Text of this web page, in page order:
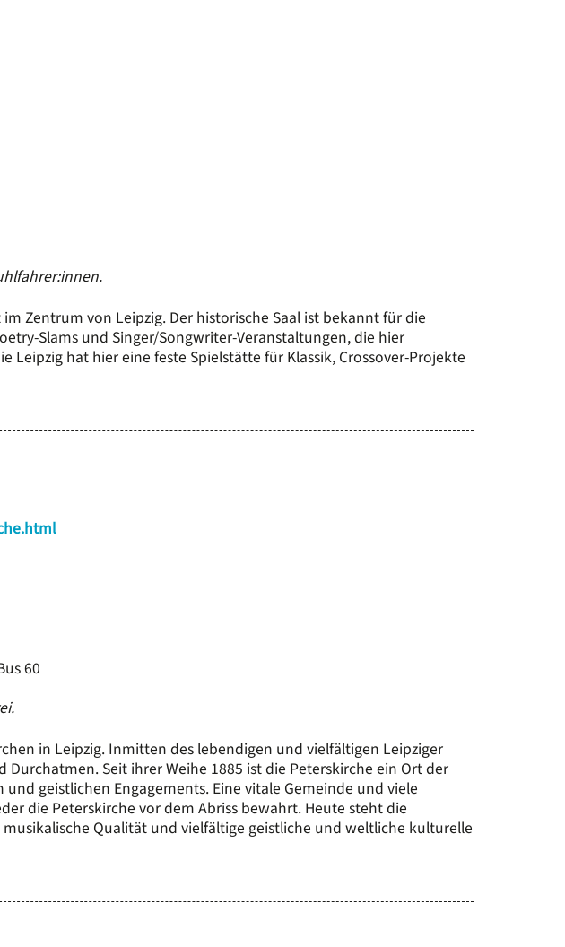
Zentrum von Leipzig. Der historische Saal ist bekannt für die
Slams und Singer/Songwriter-Veranstaltungen, die hier
Leipzig hat hier eine feste Spielstätte für Klassik, Crossover-Projekte
60
in Leipzig. Inmitten des lebendigen und vielfältigen Leipziger
Durchatmen. Seit ihrer Weihe 1885 ist die Peterskirche ein Ort der
geistlichen Engagements. Eine vitale Gemeinde und viele
die Peterskirche vor dem Abriss bewahrt. Heute steht die
Qualität und vielfältige geistliche und weltliche kulturelle